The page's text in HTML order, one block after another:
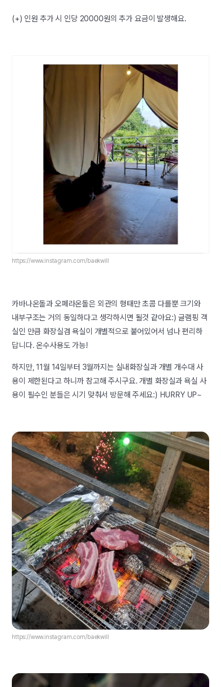
(+) 인원 추가 시 인당 20000원의 추가 요금이 발생해요.
https://www.instagram.com/baekwill
카바나온돌과 오페라온돌은 외관의 형태만 초콤 다를뿐 크기와
내부구조는 거의 동일하다고 생각하시면 될것 같아요:) 글램핑 객
실인 만큼 화장실겸 욕실이 개별적으로 붙어있어서 넘나 편리하
답니다. 온수사용도 가능!
하지만, 11월 14일부터 3월까지는 실내화장실과 개별 개수대 사
용이 제한된다고 하니까 참고해 주시구요. 개별 화장실과 욕실 사
용이 필수인 분들은 시기 맞춰서 방문해 주세요:) HURRY UP~
https://www.instagram.com/baekwill